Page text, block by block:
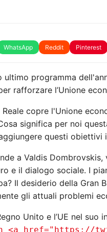
WhatsApp Reddit Pinterest
programma
rafforzare l’Unione
copre l'Unione
significa per noi
questi
a Valdis
e il dialogo sociale. I
Il desiderio della Gran
gli attuali problemi
Unito e l’UE nel suo
<a href="https://